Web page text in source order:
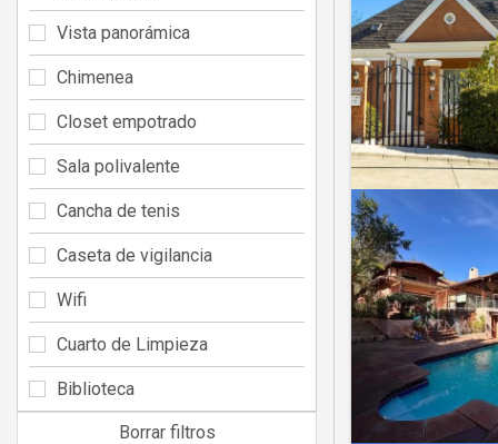
Vista panorámica
Chimenea
Closet empotrado
Sala polivalente
Cancha de tenis
Caseta de vigilancia
Wifi
Cuarto de Limpieza
Biblioteca
Borrar filtros